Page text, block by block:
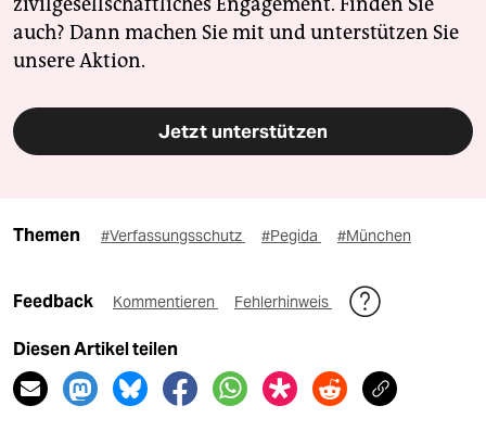
auch? Dann machen Sie mit und unterstützen Sie
unsere Aktion.
Jetzt unterstützen
Themen #Verfassungsschutz #Pegida #München
Feedback Kommentieren Fehlerhinweis
Diesen Artikel teilen